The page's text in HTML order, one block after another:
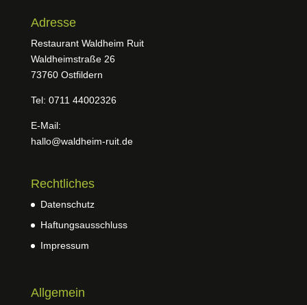
Adresse
Restaurant Waldheim Ruit
Waldheimstraße 26
73760 Ostfildern
Tel: 0711 44002326
E-Mail:
hallo@waldheim-ruit.de
Rechtliches
Datenschutz
Haftungsausschluss
Impressum
Allgemein